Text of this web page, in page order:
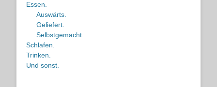
Essen.
Auswärts.
Geliefert.
Selbstgemacht.
Schlafen.
Trinken.
Und sonst.